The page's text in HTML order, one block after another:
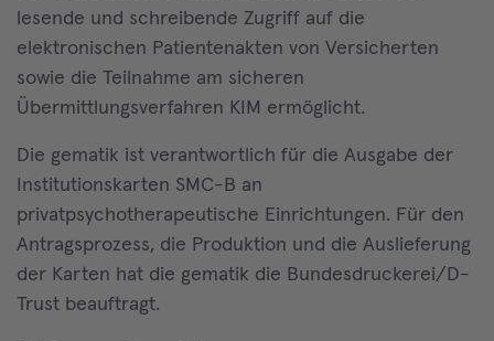
lesende und schreibende Zugriff auf die
elektronischen Patientenakten von Versicherten
sowie die Teilnahme am sicheren
Übermittlungsverfahren KIM ermöglicht.
Die gematik ist verantwortlich für die Ausgabe der
Institutionskarten SMC-B an
privatpsychotherapeutische Einrichtungen. Für den
Antragsprozess, die Produktion und die Auslieferung
der Karten hat die gematik die Bundesdruckerei/D-
Trust beauftragt.